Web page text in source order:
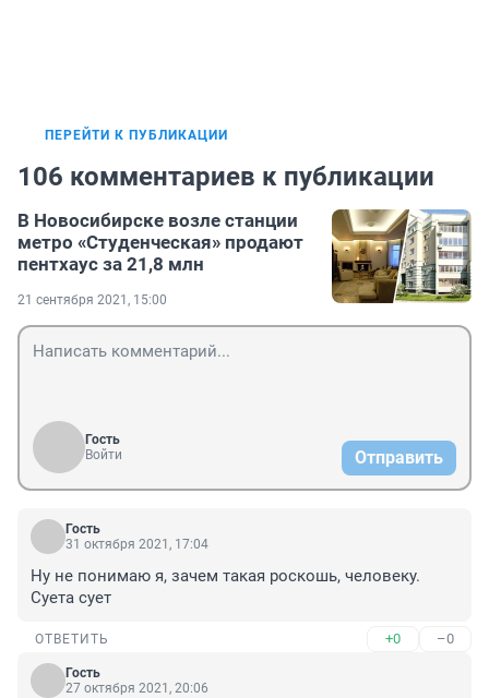
ПЕРЕЙТИ К ПУБЛИКАЦИИ
106 комментариев к публикации
В Новосибирске возле станции
метро «Студенческая» продают
пентхаус за 21,8 млн
21 сентября 2021, 15:00
Гость
Войти
Отправить
Гость
31 октября 2021, 17:04
Ну не понимаю я, зачем такая роскошь, человеку.
Суета сует
ОТВЕТИТЬ +0 –0
Гость
27 октября 2021, 20:06